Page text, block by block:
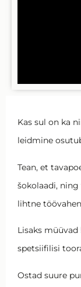
Kas sul on ka
leidmine
Tean, et
šokolaadi,
lihtne
Lisaks
spetsiifilisi
Ostad suure